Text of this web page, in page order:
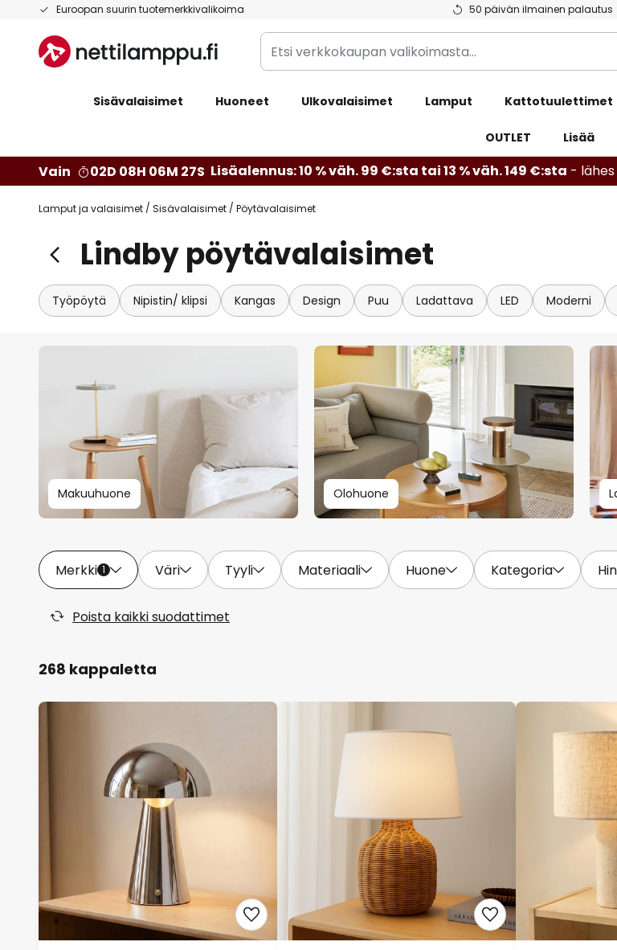
Euroopan suurin tuotemerkkivalikoima 50 päivän ilmainen palautus
Skip
Content
Etsi
verkkokaupan
Sisävalaisimet Huoneet Ulkovalaisimet Lamput Kattotuulettimet
OUTLET Lisää
Vain 02D 08H 06M 25S Lisäalennus: 10 % väh. 99 €:sta tai 13 % väh. 149 €:sta -
Lamput ja valaisimet Sisävalaisimet Pöytävalaisimet
Lindby pöytävalaisimet
Työpöytä Nipistin/ klipsi Kangas Design Puu Ladattava LED Moderni
Makuuhuone Olohuone
Merkki 1 Väri Tyyli Materiaali Huone Kategoria
Poista kaikki suodattimet
268 kappaletta